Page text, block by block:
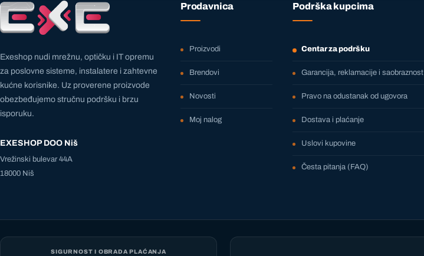
Exeshop nudi mrežnu, optičku i IT opremu
za poslovne sisteme, instalatere i zahtevne
kućne korisnike. Uz proverene proizvode
obezbeđujemo stručnu podršku i brzu
isporuku.
EXESHOP DOO Niš
Vrežinski bulevar 44A
18000 Niš
Prodavnica
Proizvodi
Brendovi
Novosti
Moj nalog
Podrška kupcima
Centar za podršku
Garancija, reklamacije i saobraznost
Pravo na odustanak od ugovora
Dostava i plaćanje
Uslovi kupovine
Česta pitanja (FAQ)
SIGURNOST I OBRADA PLAĆANJA